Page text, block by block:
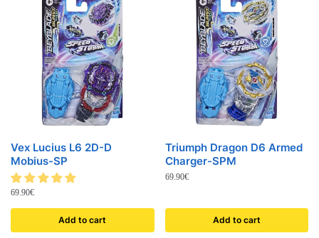
Vex Lucius L6 2D-D
Mobius-SP
69.90€
Add to cart
Triumph Dragon D6 Armed
Charger-SPM
69.90€
Add to cart